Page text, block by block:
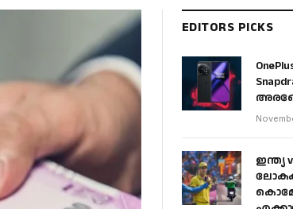
EDITORS PICKS
ഇന്ത്യ